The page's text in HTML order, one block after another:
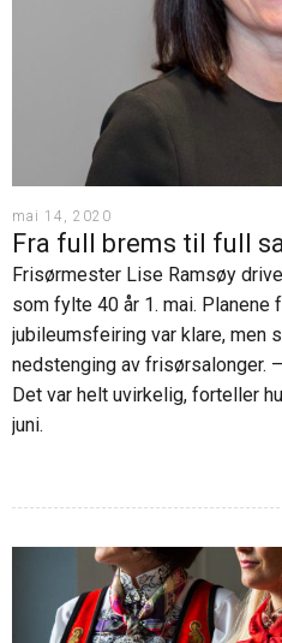
mai 14, 2020
Fra full brems til full
Frisørmester Lise Ramsøy
som fylte 40 år 1. mai. Planene
jubileumsfeiring var klare, men
nedstenging av frisørsalonger.
Det var helt uvirkelig, forteller
juni.